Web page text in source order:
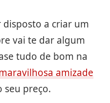
disposto a criar um
vai te dar algum
tudo de bom na
amizade
seu preço.